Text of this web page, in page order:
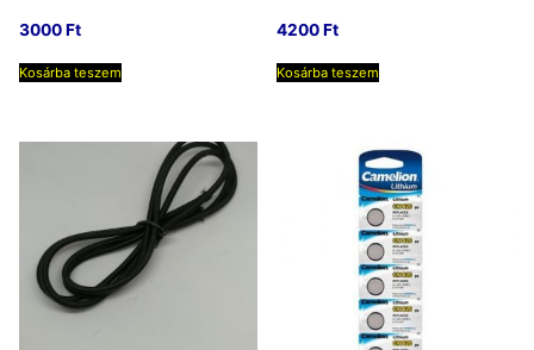
3000Ft
Kosárba teszem
4200Ft
Kosárba teszem